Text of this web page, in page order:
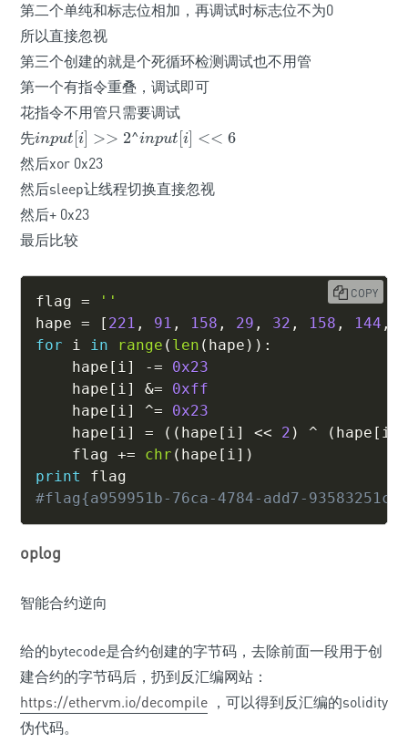
第二个单纯和标志位相加，再调试时标志位不为0
所以直接忽视
第三个创建的就是个死循环检测调试也不用管
第一个有指令重叠，调试即可
花指令不用管只需要调试
先input i >> 2
input[i ]>>2 ^input [i << 6
input[i ]<<6
然后xor 0x23
然后sleep让线程切换直接忽视
然后+ 0x23
最后比较
flag =
''
hape = [ 221 , 91 , 158 , 29 , 32 , 158 , 144 ,
for i in range ( len ( hape ) ) :
    hape
[ i] -=
0x23
    hape
[ i] &=
0xff
    hape
[ i] ^=
0x23
    hape
[ i] = ( ( hape [ i] << 2 ) ^ ( hape [ i
    flag
+= chr ( hape [ i] )
print
#flag{a959951b-76ca-4784-add7-
COPY
oplog
智能合约逆向
给的bytecode是合约创建的字节码，去除前面一段用于创
建合约的字节码后，扔到反汇编网站：
https://ethervm.io/decompile ，可以得到反汇编的solidity
伪代码。